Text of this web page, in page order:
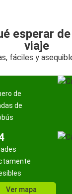
esperar
viaje
fáciles y
de
de
Ver mapa